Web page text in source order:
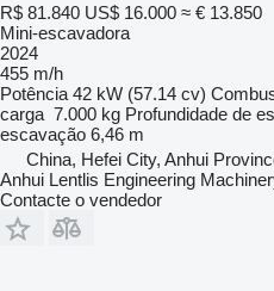
R$ 81.840 US$ 16.000 ≈ € 13.850
Mini-escavadora
2024
455 m/h
Potência 42 kW (57.14 cv)
carga 7.000 kg Profundidade de
escavação 6,46 m
China, Hefei City, Anhui
Anhui Lentlis Engineering
Contacte o vendedor